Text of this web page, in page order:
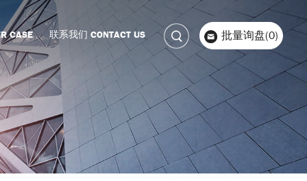
CASE 联系我们 CONTACT US 批量询盘(0)